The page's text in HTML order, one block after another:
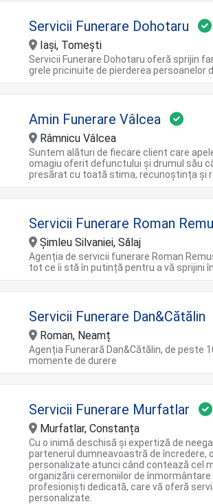
Servicii Funerare Dohotaru
Iași, Tomești
Servicii Funerare Dohotaru oferă sprijin
grele pricinuite de pierderea persoanelor
Amin Funerare Vâlcea
Râmnicu Vâlcea
Suntem alături de fiecare client care
omagiu oferit defunctului și drumul său
presărat cu toată stima, recunoștința și
Servicii Funerare Roman
Șimleu Silvaniei, Sălaj
Agenția de servicii funerare Roman
tot ce îi stă în putință pentru a vă sprijini
Servicii Funerare Dan&Cătălin
Roman, Neamț
Agenția Funerară Dan&Cătălin, de peste
momente de durere
Servicii Funerare Murfatlar
Murfatlar, Constanța
Cu o inimă deschisă și expertiză de
partenerul dumneavoastră de încredere,
personalizate atunci când contează cel
organizării ceremoniilor de
profesioniști dedicată, care vă oferă
personalizate.